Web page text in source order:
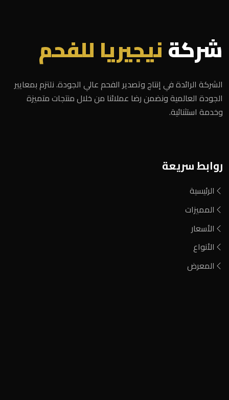
شركةنيجيريا للفحم
الشركة الرائدة في إنتاج وتصدير الفحم عالي الجودة. نلتزم بمعايير
الجودة العالمية ونضمن رضا عملائنا من خلال منتجات متميزة
وخدمة استثنائية.
روابط سريعة
الرئيسية
المميزات
الأسعار
الأنواع
المعرض